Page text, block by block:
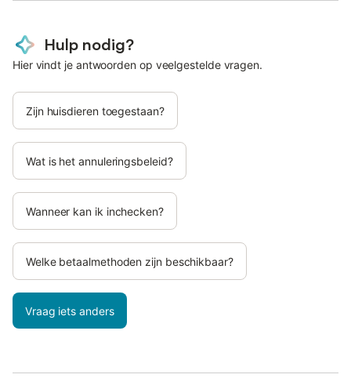
Hulp nodig?
Hier vindt je antwoorden op veelgestelde vragen.
Zijn huisdieren toegestaan?
Wat is het annuleringsbeleid?
Wanneer kan ik inchecken?
Welke betaalmethoden zijn beschikbaar?
Vraag iets anders